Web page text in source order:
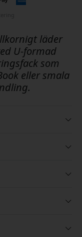
läder
U-formad
som
eller smala